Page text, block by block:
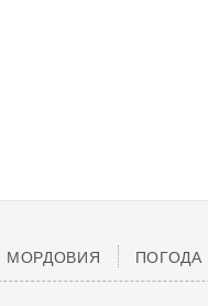
МОРДОВИЯ ПОГОДА